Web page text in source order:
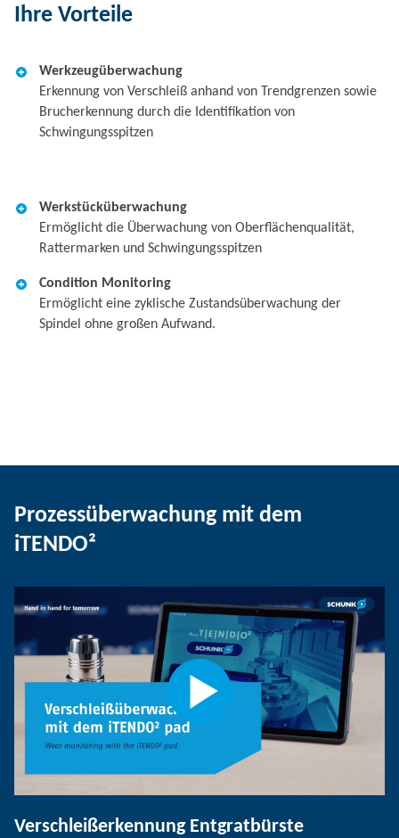
Ihre Vorteile
Werkzeugüberwachung
Erkennung von Verschleiß anhand von Trendgrenzen sowie
Brucherkennung durch die Identifikation von
Schwingungsspitzen
Werkstücküberwachung
Ermöglicht die Überwachung von Oberflächenqualität,
Rattermarken und Schwingungsspitzen
Condition Monitoring
Ermöglicht eine zyklische Zustandsüberwachung der
Spindel ohne großen Aufwand.
Prozessüberwachung mit dem
iTENDO²
Verschleißerkennung Entgratbürste